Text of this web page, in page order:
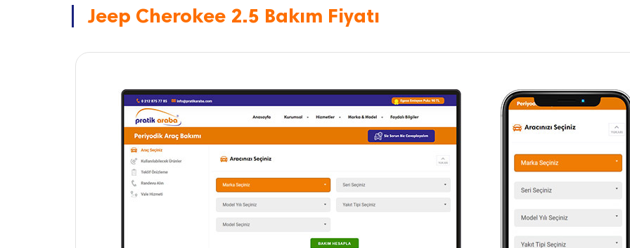
Jeep Cherokee 2.5 Bakım Fiyatı